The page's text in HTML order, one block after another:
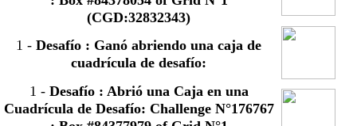
(CGD:32832343)
1 -Desafío : Ganó abriendo una caja de
cuadrícula de desafío:
1 - Desafío : Abrió una Caja en una
Cuadrícula de Desafío: Challenge N°176767